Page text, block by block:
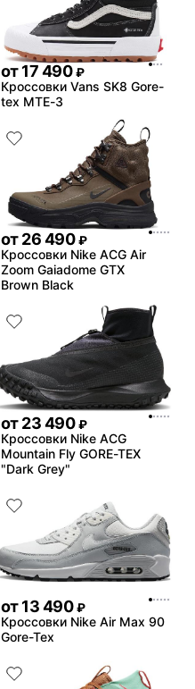
от17 490 ₽
Кроссовки Vans SK8 Gore-
tex MTE-3
от26 490 ₽
Кроссовки Nike ACG Air
Zoom Gaiadome GTX
Brown Black
от23 490 ₽
Кроссовки Nike ACG
Mountain Fly GORE-TEX
"Dark Grey"
от13 490 ₽
Кроссовки Nike Air Max 90
Gore-Tex